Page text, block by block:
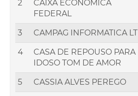
2
CAIXA ECONOMICA
FEDERAL
3 CAMPAG INFORMATICA
4
CASA DE REPOUSO PARA
IDOSO TOM DE AMOR
5 CASSIA ALVES PEREGO